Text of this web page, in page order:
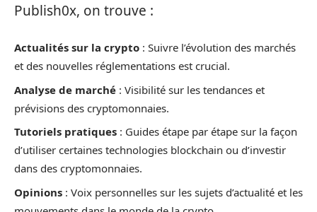
Publish0x, on trouve :
Actualités sur la crypto : Suivre l’évolution des marchés
et des nouvelles réglementations est crucial.
Analyse de marché : Visibilité sur les tendances et
prévisions des cryptomonnaies.
Tutoriels pratiques : Guides étape par étape sur la façon
d’utiliser certaines technologies blockchain ou d’investir
dans des cryptomonnaies.
Opinions : Voix personnelles sur les sujets d’actualité et les